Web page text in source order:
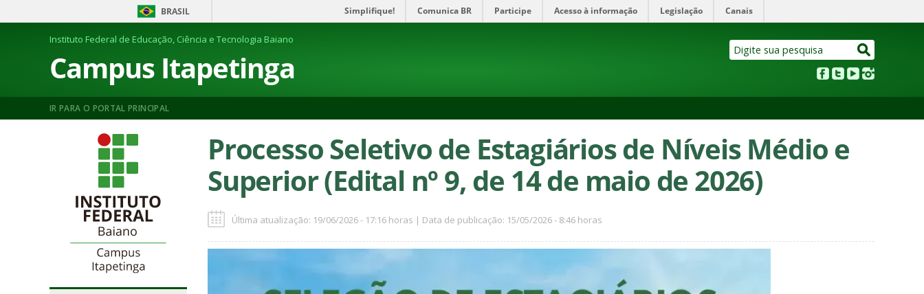
BRASIL Simplifique! Comunica BR Participe Acesso à informação Legislação Canais
Instituto Federal de Educação, Ciência e Tecnologia Baiano
Campus Itapetinga
IR PARA O PORTAL PRINCIPAL
Processo Seletivo de Estagiários de Níveis Médio e
Superior (Edital nº 9, de 14 de maio de 2026)
Última atualização: 19/06/2026 - 17:16 horas | Data de publicação: 15/05/2026 - 8:46 horas